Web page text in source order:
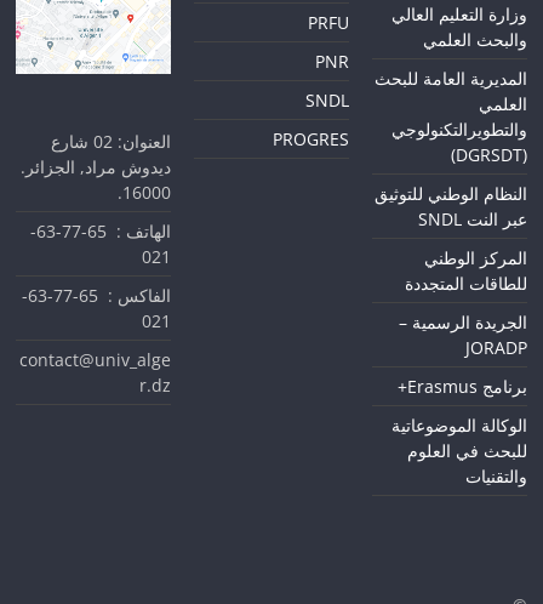
وزارة التعليم العالي
والبحث العلمي
المديرية العامة للبحث
العلمي
والتطويرالتكنولوجي
(DGRSDT)
النظام الوطني للتوثيق
عبر النت SNDL
المركز الوطني
للطاقات المتجددة
الجريدة الرسمية –
JORADP
برنامج Erasmus+
الوكالة الموضوعاتية
للبحث في العلوم
والتقنيات
PRFU
PNR
SNDL
PROGRES
العنوان: 02 شارع
ديدوش مراد, الجزائر.
16000.
الهاتف : 65-77-63-
021
الفاكس : 65-77-63-
021
contact@univ_alge
r.dz